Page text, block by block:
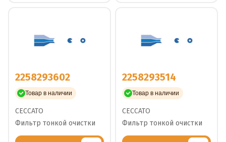
2258293602
Товар в наличии
CECCATO
Фильтр тонкой очистки
2258293514
Товар в наличии
CECCATO
Фильтр тонкой очистки